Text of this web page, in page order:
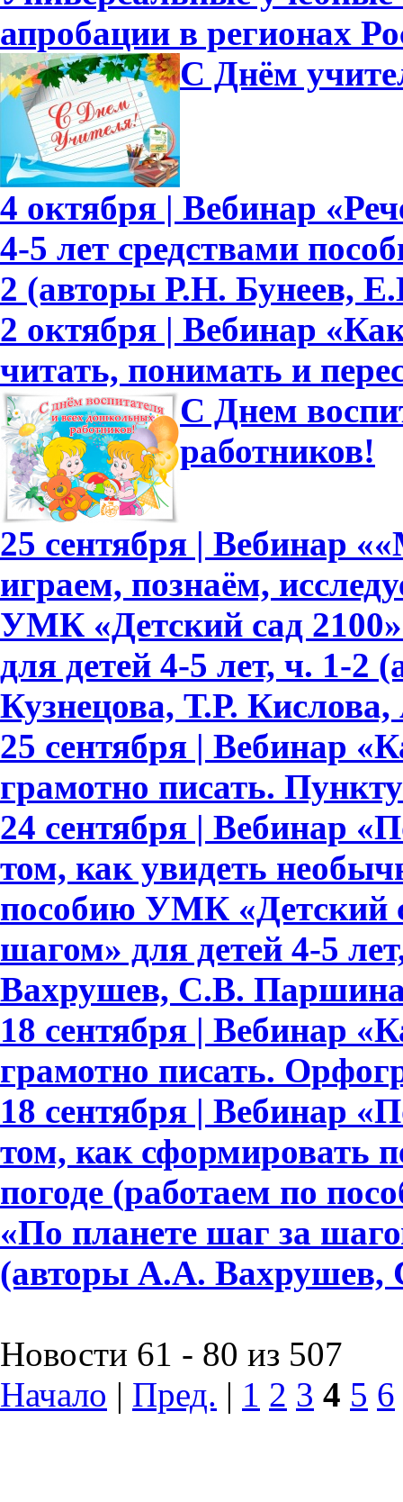
апробации в регионах
С Днём
4 октября | Вебинар
4-5 лет средствами
2 (авторы Р.Н. Бунеев,
2 октября | Вебинар
читать, понимать и
С Днем
работников!
25 сентября | Вебинар
играем, познаём,
УМК «Детский сад
для детей 4-5 лет, ч. 1-
Кузнецова, Т.Р.
25 сентября | Вебинар
грамотно писать.
24 сентября | Вебинар
том, как увидеть
пособию УМК «Детский
шагом» для детей 4-5
Вахрушев, С.В.
18 сентября | Вебинар
грамотно писать.
18 сентября | Вебинар
том, как сформировать
погоде (работаем по
«По планете шаг за
(авторы А.А. Вахрушев,
Новости 61 - 80 из 507
Начало | Пред. | 1 2 3 4 5 6